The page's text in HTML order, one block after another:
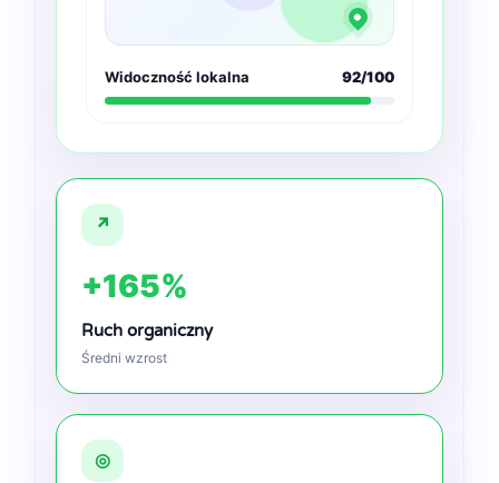
Widoczność lokalna 92/100
↗
+165%
Ruch organiczny
Średni wzrost
◎